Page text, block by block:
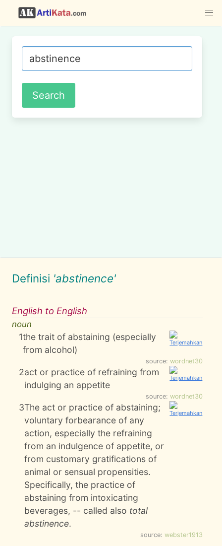
Definisi 'abstinence'
English to English
noun
1the trait of abstaining (especially
from alcohol)
source: wordnet30
2act or practice of refraining from
indulging an appetite
source: wordnet30
3The act or practice of abstaining;
voluntary forbearance of any
action, especially the refraining
from an indulgence of appetite, or
from customary gratifications of
animal or sensual propensities.
Specifically, the practice of
abstaining from intoxicating
beverages, -- called also total
abstinence.
source: webster1913